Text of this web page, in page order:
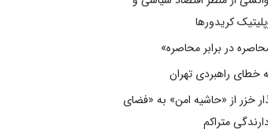
کریدورها
در برابر محاصره»
خطای راهبردی تهران
خزر از «حاشیه امن» به «فضای
متراکم